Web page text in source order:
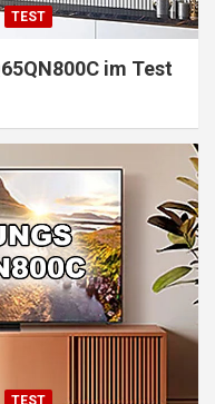
TEST
im Test
TEST